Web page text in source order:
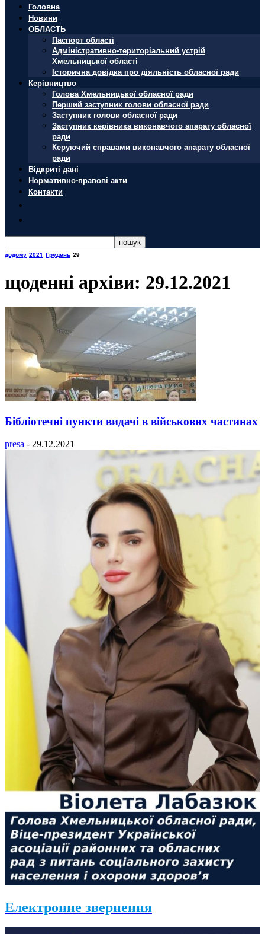
Головна
Новини
ОБЛАСТЬ
Паспорт області
Адміністративно-територіальний устрій
Хмельницької області
Історична довідка про діяльність обласної ради
Керівництво
Голова Хмельницької обласної ради
Перший заступник голови обласної ради
Заступник голови обласної ради
Заступник керівника виконавчого апарату обласної
ради
Керуючий справами виконавчого апарату обласної
ради
Відкриті дані
Нормативно-правові акти
Контакти
додому 2021 Грудень 29
щоденні архіви: 29.12.2021
Бібліотечні пункти видачі в військових частинах
presa - 29.12.2021
Електронне звернення